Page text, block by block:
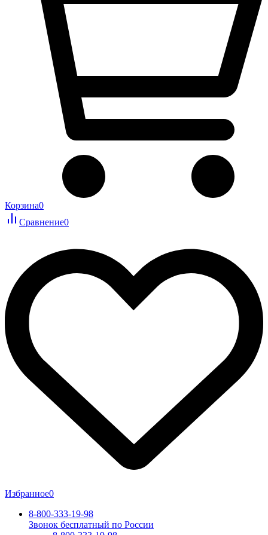
Корзина0
Сравнение0
Избранное0
8-800-333-19-98
Звонок бесплатный по России